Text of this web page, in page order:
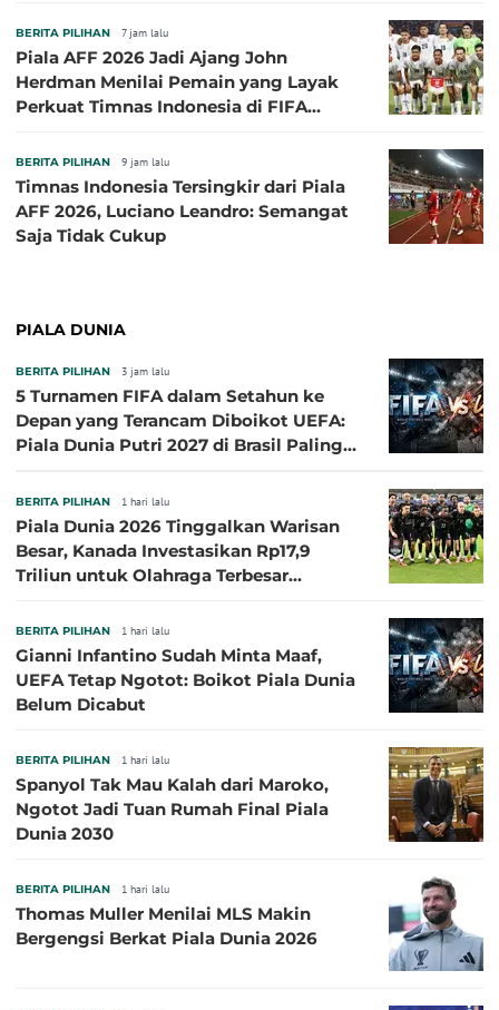
BERITA PILIHAN 7 jam lalu
Piala AFF 2026 Jadi Ajang John
Herdman Menilai Pemain yang Layak
Perkuat Timnas Indonesia di FIFA
BERITA PILIHAN 9 jam lalu
Timnas Indonesia Tersingkir dari Piala
AFF 2026, Luciano Leandro: Semangat
Saja Tidak Cukup
PIALA DUNIA
BERITA PILIHAN 3 jam lalu
5 Turnamen FIFA dalam Setahun ke
Depan yang Terancam Diboikot UEFA:
Piala Dunia Putri 2027 di Brasil Paling
BERITA PILIHAN 1 hari lalu
Piala Dunia 2026 Tinggalkan Warisan
Besar, Kanada Investasikan Rp17,9
Triliun untuk Olahraga Terbesar
BERITA PILIHAN 1 hari lalu
Gianni Infantino Sudah Minta Maaf,
UEFA Tetap Ngotot: Boikot Piala Dunia
Belum Dicabut
BERITA PILIHAN 1 hari lalu
Spanyol Tak Mau Kalah dari Maroko,
Ngotot Jadi Tuan Rumah Final Piala
Dunia 2030
BERITA PILIHAN 1 hari lalu
Thomas Muller Menilai MLS Makin
Bergengsi Berkat Piala Dunia 2026